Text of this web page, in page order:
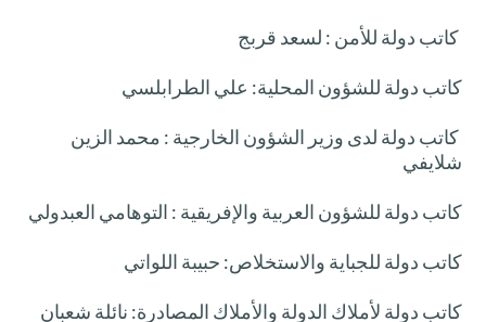
كاتب دولة للأمن : لسعد قربج
كاتب دولة للشؤون المحلية: علي الطرابلسي
كاتب دولة لدى وزير الشؤون الخارجية : محمد الزين
شلايفي
كاتب دولة للشؤون العربية والإفريقية : التوهامي العبدولي
كاتب دولة للجباية والاستخلاص: حبيبة اللواتي
كاتب دولة لأملاك الدولة والأملاك المصادرة: نائلة شعبان